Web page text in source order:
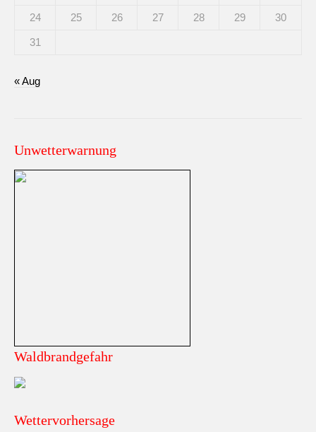
24 25 26 27 28 29 30
31
« Aug
Unwetterwarnung
Waldbrandgefahr
Wettervorhersage